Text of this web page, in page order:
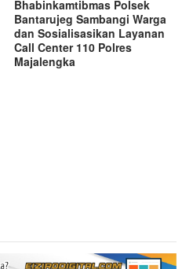
Bhabinkamtibmas Polsek
Bantarujeg Sambangi Warga
dan Sosialisasikan Layanan
Call Center 110 Polres
Majalengka